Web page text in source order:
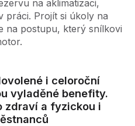
na aklimatizaci,
práci. Projít si úkoly na
na postupu, který snílkovi
i celoroční
vyladěné benefity.
zdraví a fyzickou i